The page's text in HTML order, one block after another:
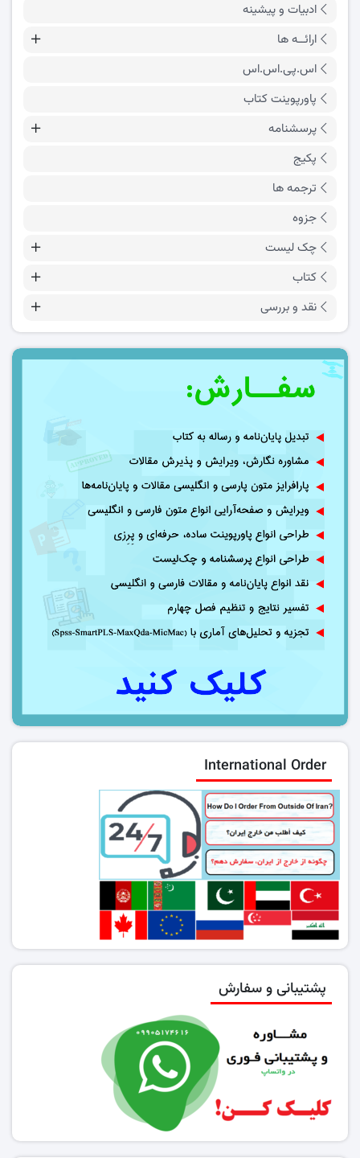
ادبیات و پیشینه
ارائــه ها
اس.پی.اس.اس
پاورپوینت کتاب
پرسشنامه
پکیج
ترجمه ها
جزوه
چک لیست
کتاب
نقد و بررسی
International Order
پشتیبانی و سفارش